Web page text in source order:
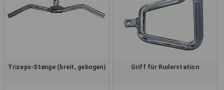
Trizeps-Stange (breit, gebogen) Griff für Ruderstation